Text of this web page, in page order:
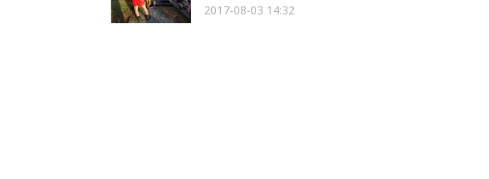
2017-08-03 14:32